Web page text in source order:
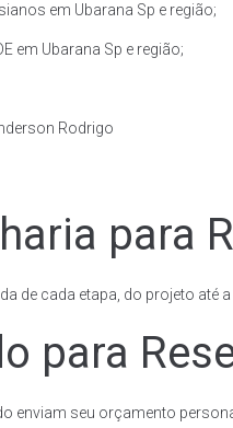
em Ubarana Sp e região;
em Ubarana Sp e região;
Rodrigo
para
de cada etapa, do projeto até
para
enviam seu orçamento